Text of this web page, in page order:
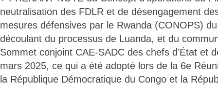
neutralisation des FDLR et de désengagement
mesures défensives par le Rwanda (CONOPS)
découlant du processus de Luanda, et du
Sommet conjoint CAE-SADC des chefs d’État et
mars 2025, ce qui a été adopté lors de la 6e
la République Démocratique du Congo et la